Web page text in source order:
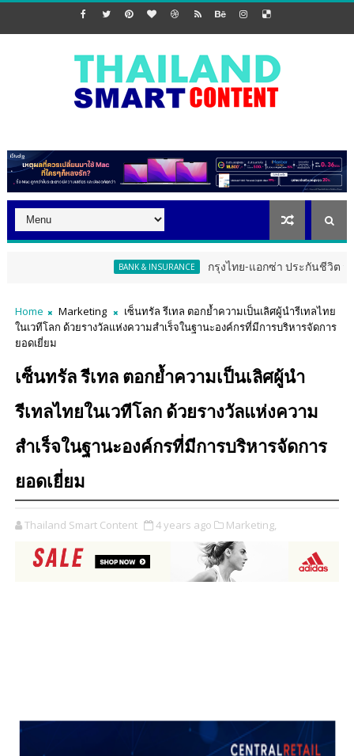
BANK & INSURANCE กรุงไทย-แอกซ่า ประกันชีวิต จัดงาน
Home Marketing
เซ็นทรัล รีเทล ตอกย้ำความเป็นเลิศผู้นำรีเทลไทย
ในเวทีโลก ด้วยรางวัลแห่งความสำเร็จในฐานะองค์กรที่มีการบริหารจัดการ
ยอดเยี่ยม
เซ็นทรัล รีเทล ตอกย้ำความเป็นเลิศผู้นำ
รีเทลไทยในเวทีโลก ด้วยรางวัลแห่งความ
สำเร็จในฐานะองค์กรที่มีการบริหารจัดการ
ยอดเยี่ยม
Thailand Smart Content 4 years ago Marketing,